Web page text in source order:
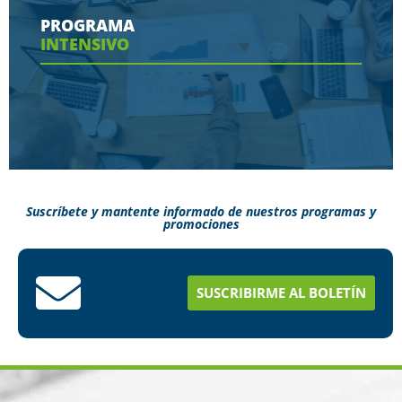
contaras en tu programa
Ver más
PROGRAMA
INTENSIVO
estudios en menos tiempo
Suscríbete y mantente informado de nuestros programas y
promociones
SUSCRIBIRME AL BOLETÍN